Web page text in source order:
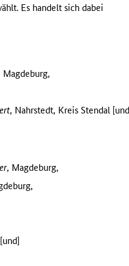
Es handelt sich dabei
Magdeburg,
, Nahrstedt, Kreis Stendal
, Magdeburg,